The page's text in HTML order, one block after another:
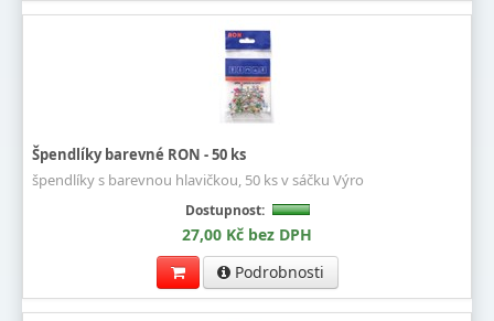
Špendlíky barevné RON - 50 ks
špendlíky s barevnou hlavičkou, 50 ks v sáčku Výro
Dostupnost:
27,00 Kč bez DPH
Podrobnosti